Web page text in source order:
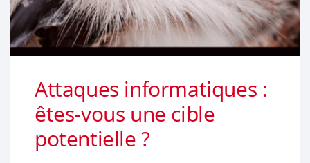
Attaques informatiques :
êtes-vous une cible
potentielle ?